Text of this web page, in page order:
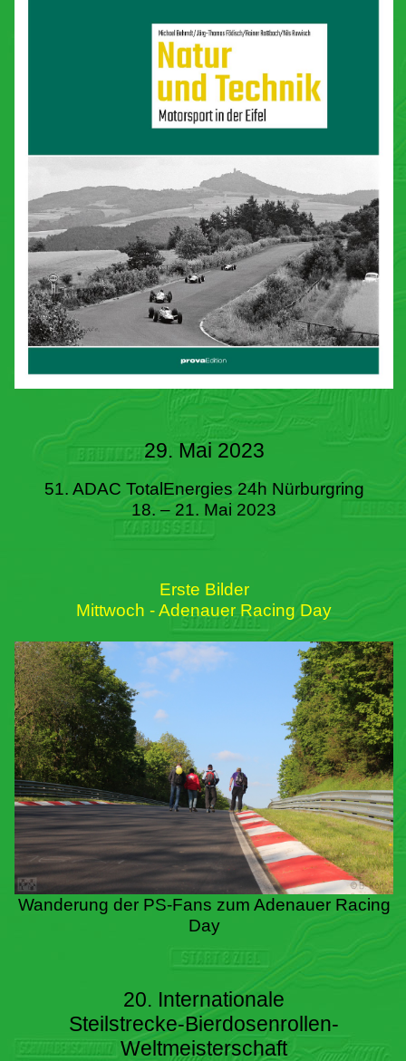
29. Mai 2023
51. ADAC TotalEnergies 24h Nürburgring
18. – 21. Mai 2023
Erste Bilder
Mittwoch - Adenauer Racing Day
Wanderung der PS-Fans zum Adenauer Racing
Day
20. Internationale
Steilstrecke-Bierdosenrollen-
Weltmeisterschaft